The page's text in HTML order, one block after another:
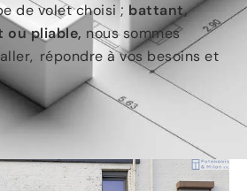
de volet choisi ; battant,
ou pliable, nous sommes
répondre à vos besoins et